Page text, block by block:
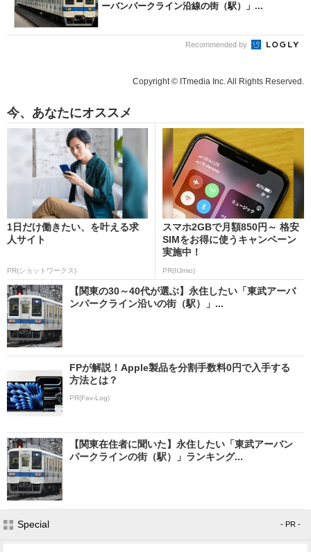
ーバンパークライン沿線の街（駅）」...
Recommended by
Copyright © ITmedia Inc. All Rights Reserved.
今、あなたにオススメ
1日だけ働きたい、を叶える求
人サイト
PR(ショットワークス)
スマホ2GBで月額850円～ 格安
SIMをお得に使うキャンペーン
実施中！
PR(IIJmio)
【関東の30～40代が選ぶ】永住したい「東武アーバ
ンパークライン沿いの街（駅）」...
FPが解説！Apple製品を分割手数料0円で入手する
方法とは？
PR(Fav-Log)
【関東在住者に聞いた】永住したい「東武アーバン
パークラインの街（駅）」ランキング...
Special - PR -